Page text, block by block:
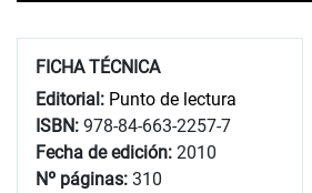
FICHA TÉCNICA
Editorial: Punto de lectura
ISBN: 978-84-663-2257-7
Fecha de edición: 2010
Nº páginas: 310